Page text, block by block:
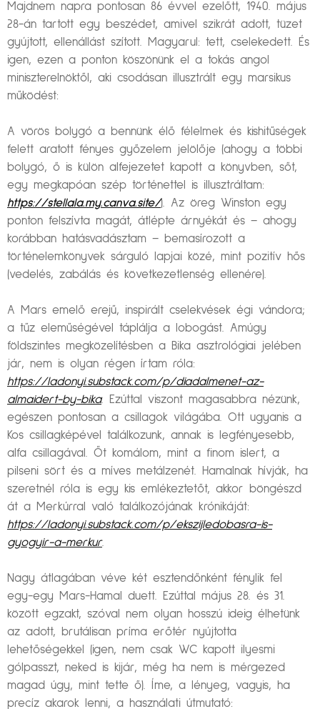
Majdnem napra pontosan 86 évvel ezelőtt, 1940. május
28-án tartott egy beszédet, amivel szikrát adott, tüzet
gyújtott, ellenállást szított. Magyarul: tett, cselekedett. És
igen, ezen a ponton köszönünk el a tokás angol
miniszterelnöktől, aki csodásan illusztrált egy marsikus
működést:
A vörös bolygó a bennünk élő félelmek és kishitűségek
felett aratott fényes győzelem jelölője (ahogy a többi
bolygó, ő is külön alfejezetet kapott a könyvben, sőt,
egy megkapóan szép történettel is illusztráltam:
https://stellala.my.canva.site/). Az öreg Winston egy
ponton felszívta magát, átlépte árnyékát és – ahogy
korábban hatásvadásztam – bemasírozott a
történelemkönyvek sárguló lapjai közé, mint pozitív hős
(vedelés, zabálás és következetlenség ellenére).
A Mars emelő erejű, inspirált cselekvések égi vándora;
a tűz eleműségével táplálja a lobogást. Amúgy
földszintes megközelítésben a Bika asztrológiai jelében
jár, nem is olyan régen írtam róla:
https://ladonyi.substack.com/p/diadalmenet-az-
almaidert-by-bika. Ezúttal viszont magasabbra nézünk,
egészen pontosan a csillagok világába. Ott ugyanis a
Kos csillagképével találkozunk, annak is legfényesebb,
alfa csillagával. Őt komálom, mint a finom islert, a
pilseni sört és a míves metálzenét. Hamalnak hívják, ha
szeretnél róla is egy kis emlékeztetőt, akkor böngészd
át a Merkúrral való találkozójának krónikáját:
https://ladonyi.substack.com/p/ekszijledobasra-is-
gyogyir-a-merkur.
Nagy átlagában véve két esztendőnként fénylik fel
egy-egy Mars-Hamal duett. Ezúttal május 28. és 31.
között egzakt, szóval nem olyan hosszú ideig élhetünk
az adott, brutálisan príma erőtér nyújtotta
lehetőségekkel (igen, nem csak WC kapott ilyesmi
gólpasszt, neked is kijár, még ha nem is mérgezed
magad úgy, mint tette ő). Íme, a lényeg, vagyis, ha
precíz akarok lenni, a használati útmutató: